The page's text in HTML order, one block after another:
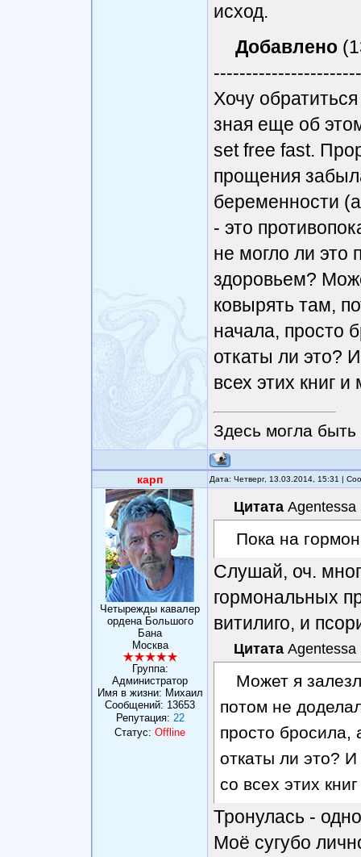
исход.
Добавлено
Хочу
зная еще об
set free fast.
прощения
беременности
- это
не могло ли это
здоровьем?
ковырять там,
начала, просто
откаты ли это?
всех этих книг
Здесь могла
карп Дата: Четверг, 13.03.2014, 15:31 |
Четырежды кавалер
ордена Большого
Бана
Москва
Группа:
Администратор
Имя в жизни: Михаил
Сообщений: 13653
Репутация: 22
Статус: Offline
Цитата Agentessa
Пока на
Слушай, оч.
гормональных
витилиго, и
Цитата Agentessa
Может я
потом не
просто
откаты ли это?
со всех этих
Тронулась -
Моё сугубо